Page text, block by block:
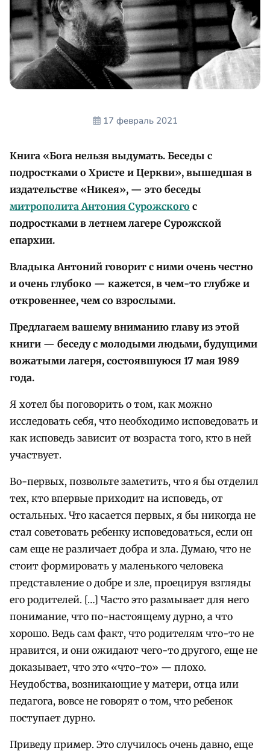
17 февраль 2021
Книга «Бога нельзя выдумать. Беседы с
подростками о Христе и Церкви», вышедшая в
издательстве «Никея», — это беседы
митрополита Антония Сурожского с
подростками в летнем лагере Сурожской
епархии.
Владыка Антоний говорит с ними очень честно
и очень глубоко — кажется, в чем-то глубже и
откровеннее, чем со взрослыми.
Предлагаем вашему вниманию главу из этой
книги — беседу с молодыми людьми, будущими
вожатыми лагеря, состоявшуюся 17 мая 1989
года.
Я хотел бы поговорить о том, как можно
исследовать себя, что необходимо исповедовать и
как исповедь зависит от возраста того, кто в ней
участвует.
Во-первых, позвольте заметить, что я бы отделил
тех, кто впервые приходит на исповедь, от
остальных. Что касается первых, я бы никогда не
стал советовать ребенку исповедоваться, если он
сам еще не различает добра и зла. Думаю, что не
стоит формировать у маленького человека
представление о добре и зле, проецируя взгляды
его родителей. […] Часто это размывает для него
понимание, что по-настоящему дурно, а что
хорошо. Ведь сам факт, что родителям что-то не
нравится, и они ожидают чего-то другого, еще не
доказывает, что это «что-то» — плохо.
Неудобства, возникающие у матери, отца или
педагога, вовсе не говорят о том, что ребенок
поступает дурно.
Приведу пример. Это случилось очень давно, еще